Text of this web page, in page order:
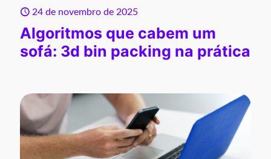
24 de novembro de 2025
Algoritmos que cabem um
sofá: 3d bin packing na prática